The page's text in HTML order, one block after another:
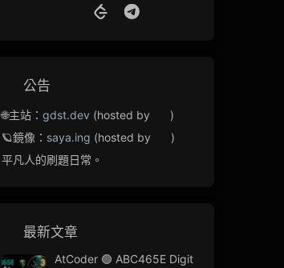
公告
🌐主站： gdst.dev (hosted by
)
🪐鏡像： saya.ing (hosted by
)
平凡人的刷題日常。
最新文章
AtCoder 🟢 ABC465E Digit